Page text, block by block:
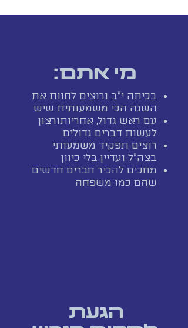
מי אתם:
בכיתה י"ב ורוצים לחוות את
השנה הכי משמעותית שיש
עם ראש גדול, אחריות ורצון
לעשות דברים גדולים
רוצים תפקיד משמעותי
בצה"ל ועדיין בלי כיוון
מחכים להכיר חברים חדשים
שהם כמו משפחה
הגעת